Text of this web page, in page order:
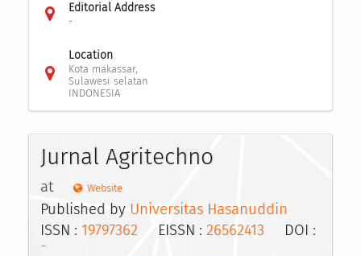
Editorial Address
-
Location
Kota makassar,
Sulawesi selatan
INDONESIA
Jurnal Agritechno
at Website
Published by Universitas Hasanuddin
ISSN : 19797362 EISSN : 26562413 DOI :
-